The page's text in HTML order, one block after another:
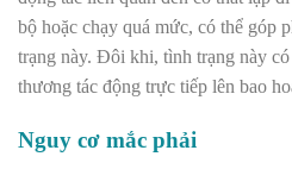
bộ hoặc chạy quá mức, có thể góp
trạng này. Đôi khi, tình trạng này
thương tác động trực tiếp lên bao
Nguy cơ mắc phải